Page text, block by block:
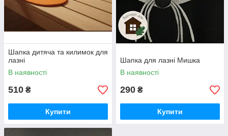
Шапка дитяча та килимок для
лазні
В наявності
510 ₴
Купити
Шапка для лазні Мишка
В наявності
290 ₴
Купити